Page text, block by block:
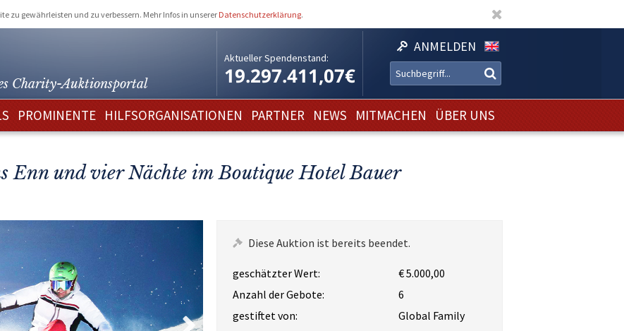
zu gewährleisten und zu verbessern. Mehr Infos in unserer Datenschutzerklärung.
Charity-Auktionsportal
Aktueller Spendenstand:
19.297.411,07€
ANMELDEN
PROMINENTE HILFSORGANISATIONEN PARTNER NEWS MITMACHEN ÜBER UNS
Enn und vier Nächte im Boutique Hotel Bauer
Diese Auktion ist bereits beendet.
geschätzter Wert:
€ 5.000,00
Anzahl der Gebote:
6
gestiftet von:
Global Family